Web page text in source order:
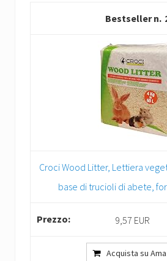
Croci Wood Litter, Lettiera
base di trucioli di abete,
9,57 EUR
Acquista su